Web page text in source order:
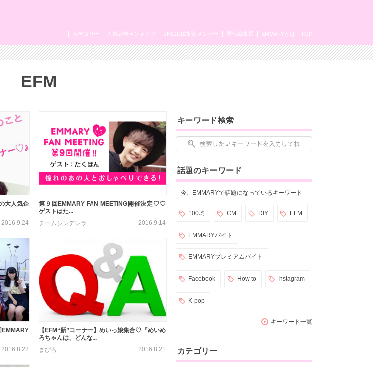
TOP
EMMARYとは
歴代編集長
JK&JD編集部メンバー
人気記事ランキング
カテゴリー
EFM
大人気企
2016.9.24
第９回EMMARY FAN MEETING開催決定♡♡
ゲストはた...
チームシンデレラ
2016.9.14
EMMARY
2016.8.22
【EFM“新”コーナー】めいっ娘集合♡『めいめ
ろちゃんは、どんな...
まぴろ
2016.8.21
キーワード検索
話題のキーワード
今、EMMARYで話題になっているキーワード
100均 CM DIY EFM
EMMARYバイト
EMMARYプレミアムバイト
Facebook How to Instagram
K-pop
キーワード一覧
カテゴリー